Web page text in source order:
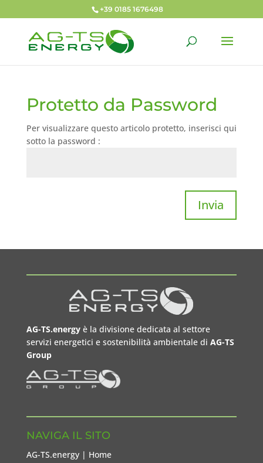
+39 0185 1676498
Protetto da Password
Per visualizzare questo articolo protetto, inserisci qui
sotto la password :
Invia
AG-TS.energyè la divisione dedicata al settore
servizi energetici e sostenibilità ambientale di AG-TS
Group
NAVIGA IL SITO
AG-TS.energy | Home